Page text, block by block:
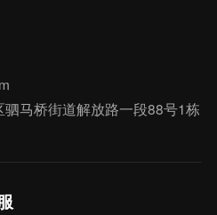
马桥街道解放路一段88号1栋